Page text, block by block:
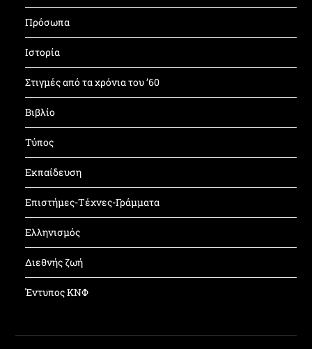
Πρόσωπα
Ιστορία
Στιγμές από τα χρόνια του ’60
Βιβλίο
Τύπος
Εκπαίδευση
Επιστήμες-Τέχνες-Γράμματα
Ελληνισμός
Διεθνής ζωή
Έντυπος ΚΝΦ